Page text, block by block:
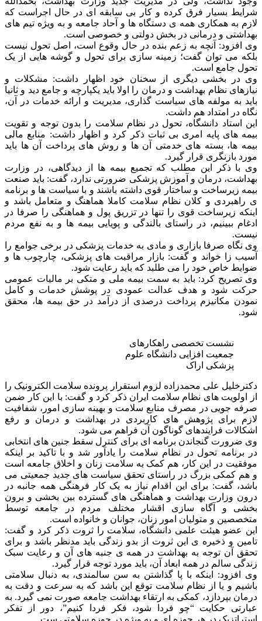
شرایط بسیار فرق کرده و کار بی سابقه ای در حال اجراست که
لازم به همکاری همه ی دستگاه ها و آحاد جامعه و به ویژه تیم های
بهداشتی و درمانی در بخش دولتی و خصوصی است.
وی افزود: آنچه به زعم بنده در حال وقوع است، اصل تحول نیست
بلکه می توان گفت؛ زمینه سازی برای تحول و گوشه هایی از یک
تحول جامع است.
وی در بخشی دیگری از سخنان خود اظهار داشت: مشکلات و
نیازهای نظام بهداشت و درمان را اولا باید یکپارچه و جامع دید و ثانیا
باید به مولفه های سیاست گذاری، مدیریت و ارائه خدمات در آن،
نگاه در امتداد هم داشت.
این استاد دانشگاه، تحول در نظام سلامت را بدون توجه و تقویت
بیمه های پایه امری بی ثبات ذکر کرد و اظهار داشت: منابع مالی
بیمه ها، بسته های خدمتی آن ها و روش های پرداخت آن ها باید
مورد بازنگری قرار گیرد.
وی با ذکر این مطلب که تجمیع بیمه ها از دیدگاهی، در وزارت
بهداشت، درمان و آموزش پزشکی ضرورتی ندارد، گفت: باید صنعت
بیمه زیرساخت و ساختار قوی داشته باشند و با سیاست ها و برنامه
ی راهبردی و کلان نظام سلامت کاملا هماهنگ و متعامل باشد و
اینکه زیرساخت قوی را تنها در تزریق پول و هماهنگی را صرفا در
ادغام ببینیم، در راستای بالندگی و پویایی بیمه ها و به نفع مردم
نیست.
وی نگاه صرفا بازاری و مادی به خدمات پزشکی در برخی جوامع را
آسیب زا خواند و گفت: بازار مراقبت های پزشکی، چارچوب ها و
ضوابط خاص خود را می طلبد که باید رعایت شود.
وی تصریح کرد: باید به سمت بیمه ملی و متکی بر مالیات عمومی
حرکت شود و هدف عدالت عمودی در پوشش خدمات و کامل
نمودن مکانیزم پرداخت درصدی از درآمد در حق بیمه ها، محقق
شود.
نشست تخصصی راهکارهای
جمعیت افزایی دانشگاه علوم
پزشکی اراک
دکترخلیل علی محمدزاده لزوم استقرار پرونده سلامت الکترونیک را
از اولویت های نظام سلامت ایران ذکر کرد و گفت: با این کار ضمن
صرفه جویی در مصرف منابع سلامت و بهینه سازی امور، شفافیت
لازم برای پژوهش های کاربردی در بهداشت و درمان و رفع
اشکالات فرایندهای گوناگون آن فراهم می شود.
وی ضرورت گنجاندن برنامه ای برای کنترل سقط جنین های انتخابی
در برنامه تحول در نظام سلامت را یادآور شد و با تاکید بر اینکه
موفقیت در این کار، هم کمک به سلامت زنان و اخلاق جامعه است
و هم کمکی بزرگ در راستای تحقق سیاست های جدید جمعیتی می
باشد، گفت: برای این اقدام نیاز به یک کار فرهنگی همه جانبه در
درون وزارت بهداشت و هماهنگی های گسترده بین بخشی و برون
بخشی و آگاه سازی اقشار مختلف مردم در جامعه توسط
متخصصین و متولیان امور زنان، جوانان و خانواده است.
این عضو هیئت علمی دانشگاه، سلامت را ثروت ذکر کرد و گفت:
تامین و ذخیره ی این ثروت از بدو زندگی باید مدنظر باشد و برای
تحقق آن توجه به بهداشت در همه ی جنبه های آن و رعایت سبک
زندگی سالم در همه ابعاد آن، باید مورد توجه قرار گیرد.
وی افزود: اینکه با پا گذاشتن به سن سالمندی، به دنبال سلامتی
باشیم و یا از نظام سلامت توقع این باشد که به سرعت و دقت به
درمان بپردازد، کمکی به ارتقاء بهداشت جامعه صورت نمی گیرد. به
عبارتی حکایت “چو فردا شود، فکر فردا کنیم”، دور از تفکر
استراتزیک در هر حوزه ای و به ویژه در حوزه سلامتی ست.